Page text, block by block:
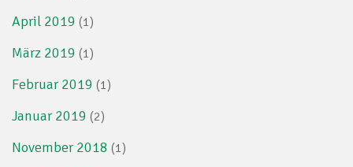
April 2019 (1)
März 2019 (1)
Februar 2019 (1)
Januar 2019 (2)
November 2018 (1)